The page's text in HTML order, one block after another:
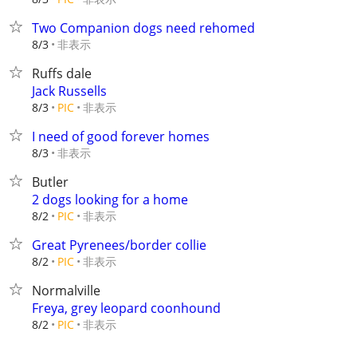
Two Companion dogs need rehomed
8/3 非表示
Ruffs dale
Jack Russells
8/3 PIC 非表示
I need of good forever homes
8/3 非表示
Butler
2 dogs looking for a home
8/2 PIC 非表示
Great Pyrenees/border collie
8/2 PIC 非表示
Normalville
Freya, grey leopard coonhound
8/2 PIC 非表示